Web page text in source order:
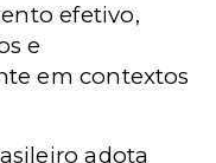
efetivo,
e
em contextos
adota